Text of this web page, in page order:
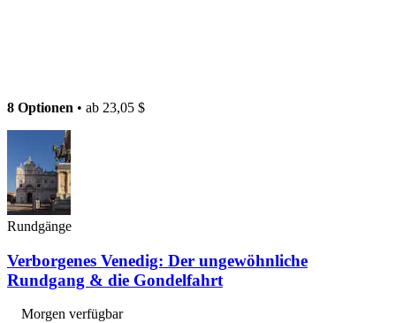
8 Optionen • ab 23,05 $
Rundgänge
Verborgenes Venedig: Der ungewöhnliche
Rundgang & die Gondelfahrt
Morgen verfügbar